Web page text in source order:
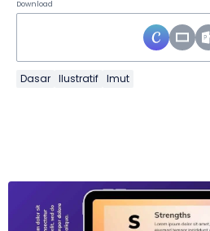
Download
Dasar Ilustratif Imut